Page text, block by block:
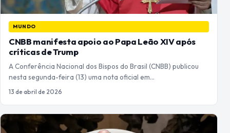
MUNDO
CNBB manifesta apoio ao Papa Leão XIV após
críticas de Trump
A Conferência Nacional dos Bispos do Brasil (CNBB) publicou
nesta segunda-feira (13) uma nota oficial em…
13 de abril de 2026